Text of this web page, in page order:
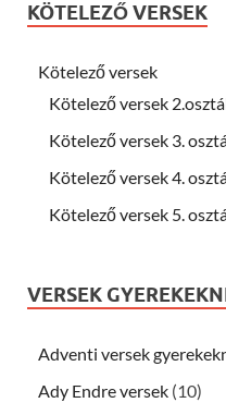
KÖTELEZŐ VERSEK
Kötelező versek
Kötelező versek
Kötelező versek 3.
Kötelező versek 4.
Kötelező versek 5.
VERSEK
Adventi versek
Ady Endre versek (10)